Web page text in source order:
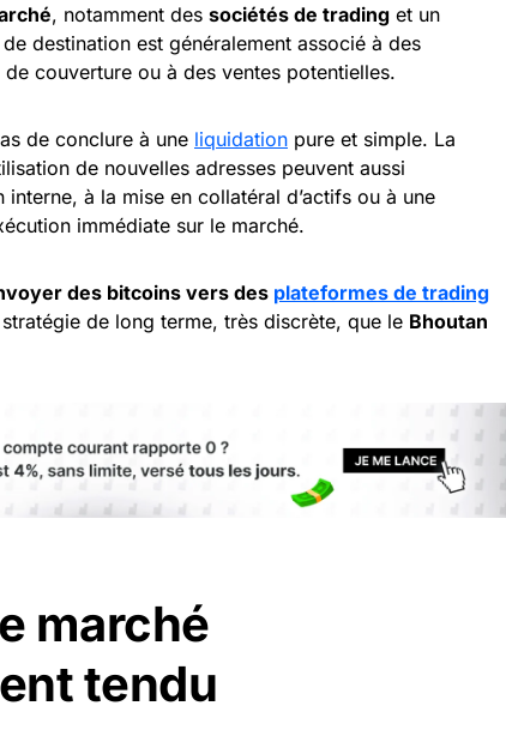
, notamment des sociétés de trading et un
destination est généralement associé à des
de couverture ou à des ventes potentielles.
de conclure à une liquidation pure et simple. La
de nouvelles adresses peuvent aussi
à la mise en collatéral d’actifs ou à une
immédiate sur le marché.
des bitcoins vers des plateformes de trading
de long terme, très discrète, que le Bhoutan
marché
tendu